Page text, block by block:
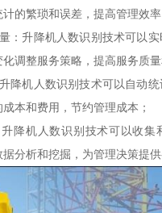
的繁琐和误差，提高管理效率
：升降机人数识别技术可以
调整服务策略，提高服务质量
降机人数识别技术可以自动统
本和费用，节约管理成本；
降机人数识别技术可以收集
分析和挖掘，为管理决策提供